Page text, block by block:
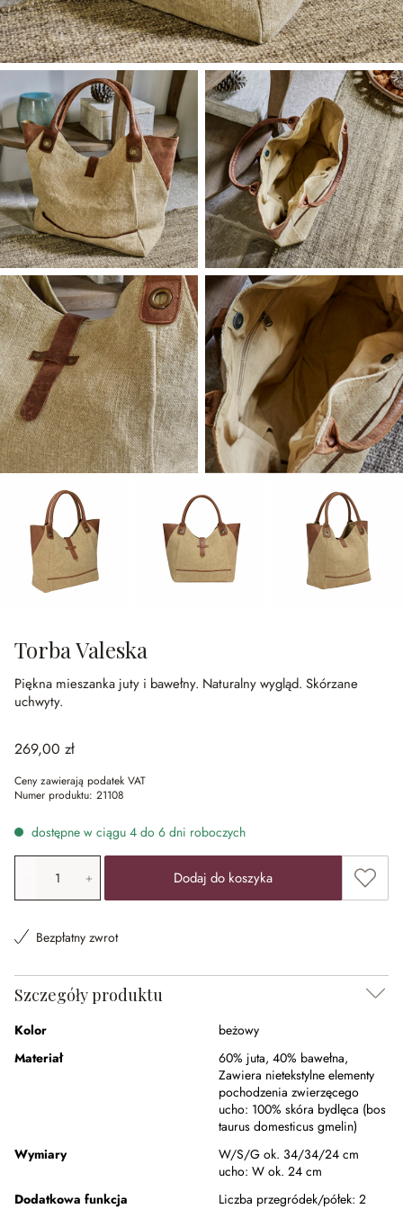
Torba Valeska
Piękna mieszanka juty i bawełny. Naturalny wygląd. Skórzane
uchwyty.
269,00 zł
Ceny zawierają podatek VAT
Numer produktu: 21108
dostępne w ciągu 4 do 6 dni roboczych
Ilość produktu: Wprowadź żądaną wartość lub użyj
Dodaj do koszyka Dodaj
Bezpłatny zwrot
Szczegóły produktu
Kolor
beżowy
Materiał
60% juta, 40% bawełna,
Zawiera nietekstylne elementy
pochodzenia zwierzęcego
ucho: 100% skóra bydlęca (bos
taurus domesticus gmelin)
Wymiary
W/S/G ok. 34/34/24 cm
ucho: W ok. 24 cm
Dodatkowa funkcja
Liczba przegródek/półek: 2